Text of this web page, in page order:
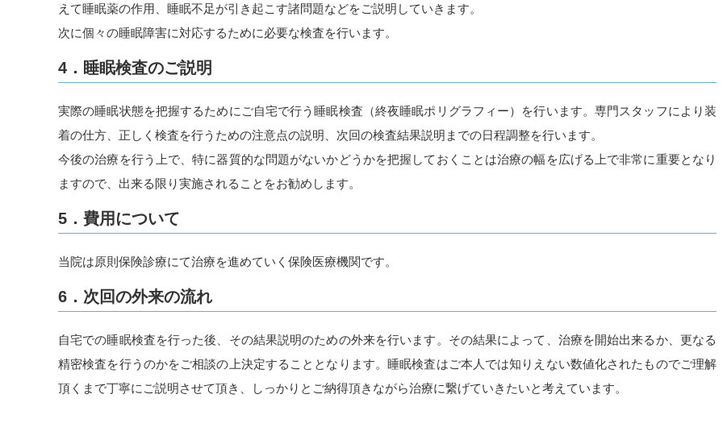
えて睡眠薬の作用、睡眠不足が引き起こす諸問題などをご説明していきます。
次に個々の睡眠障害に対応するために必要な検査を行います。
4．睡眠検査のご説明
実際の睡眠状態を把握するためにご自宅で行う睡眠検査（終夜睡眠ポリグラフィー）を行います。専門スタッフにより装
着の仕方、正しく検査を行うための注意点の説明、次回の検査結果説明までの日程調整を行います。
今後の治療を行う上で、特に器質的な問題がないかどうかを把握しておくことは治療の幅を広げる上で非常に重要となり
ますので、出来る限り実施されることをお勧めします。
5．費用について
当院は原則保険診療にて治療を進めていく保険医療機関です。
6．次回の外来の流れ
自宅での睡眠検査を行った後、その結果説明のための外来を行います。その結果によって、治療を開始出来るか、更なる
精密検査を行うのかをご相談の上決定することとなります。睡眠検査はご本人では知りえない数値化されたものでご理解
頂くまで丁寧にご説明させて頂き、しっかりとご納得頂きながら治療に繋げていきたいと考えています。